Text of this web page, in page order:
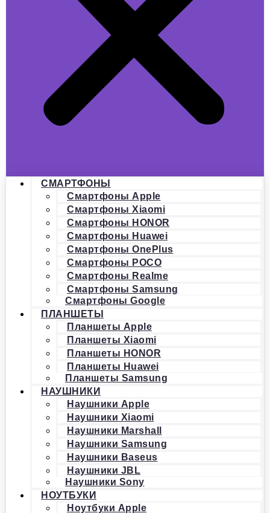
СМАРТФОНЫ
Смартфоны Apple
Смартфоны Xiaomi
Смартфоны HONOR
Смартфоны Huawei
Смартфоны OnePlus
Смартфоны POCO
Смартфоны Realme
Смартфоны Samsung
Смартфоны Google
ПЛАНШЕТЫ
Планшеты Apple
Планшеты Xiaomi
Планшеты HONOR
Планшеты Huawei
Планшеты Samsung
НАУШНИКИ
Наушники Apple
Наушники Xiaomi
Наушники Marshall
Наушники Samsung
Наушники Baseus
Наушники JBL
Наушники Sony
НОУТБУКИ
Ноутбуки Apple